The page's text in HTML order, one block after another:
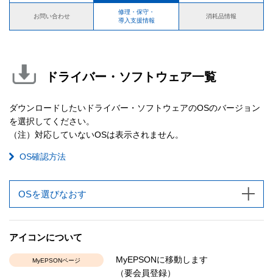
お問い合わせ
修理・保守・
導入支援情報
消耗品情報
ドライバー・ソフトウェア一覧
ダウンロードしたいドライバー・ソフトウェアのOSのバージョン
を選択してください。
（注）対応していないOSは表示されません。
OS確認方法
OSを選びなおす
アイコンについて
MyEPSONページ
MyEPSONに移動します
（要会員登録）